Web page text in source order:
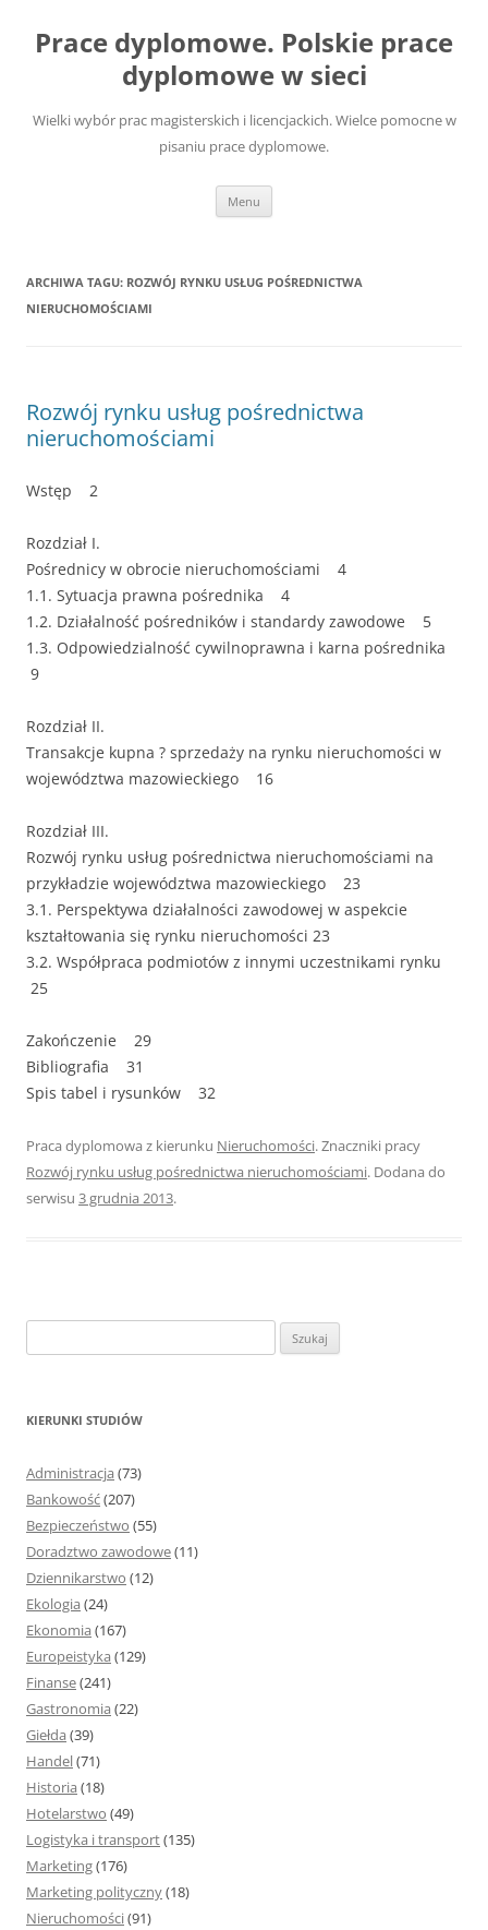
treści
Prace dyplomowe. Polskie prace
dyplomowe w sieci
Wielki wybór prac magisterskich i licencjackich. Wielce pomocne w
pisaniu prace dyplomowe.
Menu
ARCHIWA TAGU: ROZWÓJ RYNKU USŁUG POŚREDNICTWA
NIERUCHOMOŚCIAMI
Rozwój rynku usług pośrednictwa
nieruchomościami
Wstęp 2
Rozdział I.
Pośrednicy w obrocie nieruchomościami 4
1.1. Sytuacja prawna pośrednika 4
1.2. Działalność pośredników i standardy zawodowe 5
1.3. Odpowiedzialność cywilnoprawna i karna pośrednika
9
Rozdział II.
Transakcje kupna ? sprzedaży na rynku nieruchomości w
województwa mazowieckiego 16
Rozdział III.
Rozwój rynku usług pośrednictwa nieruchomościami na
przykładzie województwa mazowieckiego 23
3.1. Perspektywa działalności zawodowej w aspekcie
kształtowania się rynku nieruchomości 23
3.2. Współpraca podmiotów z innymi uczestnikami rynku
25
Zakończenie 29
Bibliografia 31
Spis tabel i rysunków 32
Praca dyplomowa z kierunku Nieruchomości. Znaczniki pracy
Rozwój rynku usług pośrednictwa nieruchomościami. Dodana do
serwisu 3 grudnia 2013.
z
KIERUNKI STUDIÓW
Administracja (73)
Bankowość(207)
Bezpieczeństwo (55)
Doradztwo zawodowe(11)
Dziennikarstwo (12)
Ekologia (24)
Ekonomia (167)
Europeistyka (129)
Finanse(241)
Gastronomia (22)
Giełda (39)
Handel(71)
Historia (18)
Hotelarstwo (49)
Logistyka i transport(135)
Marketing(176)
Marketing polityczny(18)
Nieruchomości(91)